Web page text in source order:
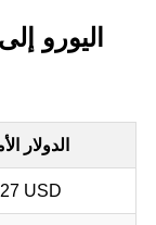
اليورو
الدولار
USD